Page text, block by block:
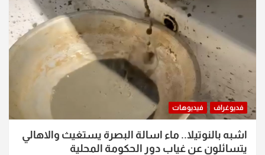
فديوغراف فيديوهات
اشبه بالنوتيلا.. ماء اسالة البصرة يستغيث والاهالي
يتسائلون عن غياب دور الحكومة المحلية